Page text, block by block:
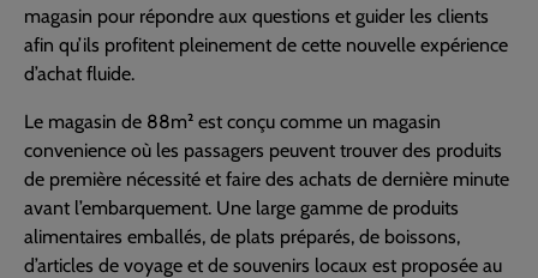
magasin pour répondre aux questions et guider les clients
afin qu’ils profitent pleinement de cette nouvelle expérience
d’achat fluide.
Le magasin de 88m² est conçu comme un magasin
convenience où les passagers peuvent trouver des produits
de première nécessité et faire des achats de dernière minute
avant l’embarquement. Une large gamme de produits
alimentaires emballés, de plats préparés, de boissons,
d’articles de voyage et de souvenirs locaux est proposée au